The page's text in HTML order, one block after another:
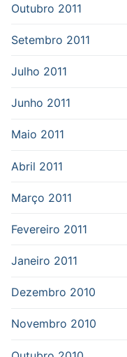
Outubro 2011
Setembro 2011
Julho 2011
Junho 2011
Maio 2011
Abril 2011
Março 2011
Fevereiro 2011
Janeiro 2011
Dezembro 2010
Novembro 2010